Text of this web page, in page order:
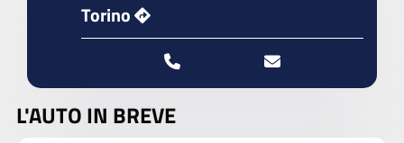
Torino
L'AUTO IN BREVE